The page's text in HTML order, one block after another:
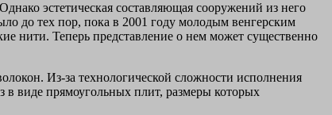
эстетическая составляющая сооружений из него
до тех пор, пока в 2001 году молодым венгерским
нити. Теперь представление о нем может существенно
Из-за технологической сложности исполнения
в виде прямоугольных плит, размеры которых